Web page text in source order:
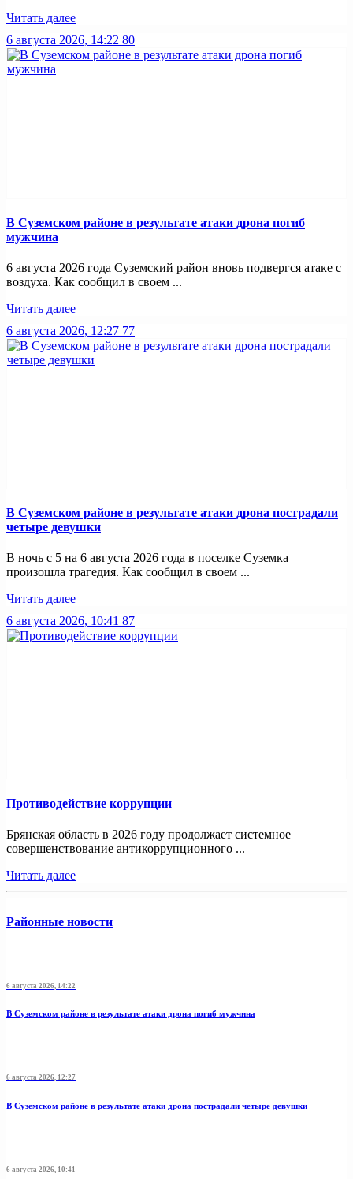
Читать далее
6 августа 2026, 14:22 80
В Суземском районе в результате атаки дрона погиб
мужчина
6 августа 2026 года Суземский район вновь подвергся атаке с
воздуха. Как сообщил в своем ...
Читать далее
6 августа 2026, 12:27 77
В Суземском районе в результате атаки дрона пострадали
четыре девушки
В ночь с 5 на 6 августа 2026 года в поселке Суземка
произошла трагедия. Как сообщил в своем ...
Читать далее
6 августа 2026, 10:41 87
Противодействие коррупции
Брянская область в 2026 году продолжает системное
совершенствование антикоррупционного ...
Читать далее
Районные новости
6 августа 2026, 14:22
В Суземском районе в результате атаки дрона погиб мужчина
6 августа 2026, 12:27
В Суземском районе в результате атаки дрона пострадали четыре девушки
6 августа 2026, 10:41